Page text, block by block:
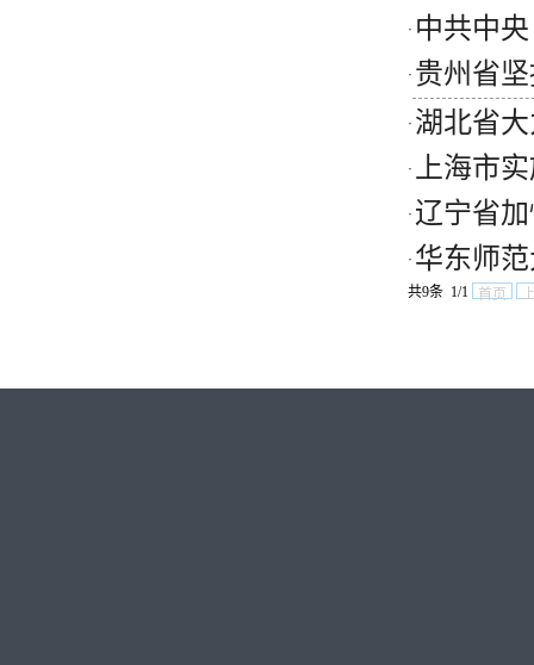
· 中共中
· 贵州省
· 湖北省
· 上海市
· 辽宁省
· 华东师
共9条 1/1 首页